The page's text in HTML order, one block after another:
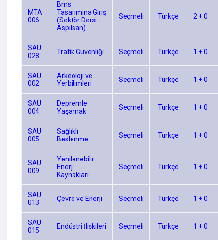
MTA
006
Bms
Tasarımına Giriş
(Sektör Dersi -
Aspilsan)
Seçmeli Türkçe 2 + 0
SAU
028
Trafik Güvenliği Seçmeli Türkçe 1 + 0
SAU
002
Arkeoloji ve
Yerbilimleri
Seçmeli Türkçe 1 + 0
SAU
004
Depremle
Yaşamak
Seçmeli Türkçe 1 + 0
SAU
005
Sağlıklı
Beslenme
Seçmeli Türkçe 1 + 0
SAU
009
Yenilenebilir
Enerji
Kaynakları
Seçmeli Türkçe 1 + 0
SAU
013
Çevre ve Enerji Seçmeli Türkçe 1 + 0
SAU
015
Endüstri İlişkileri Seçmeli Türkçe 1 + 0